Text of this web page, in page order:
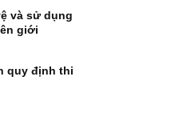
và sử dụng
giới
quy định thi